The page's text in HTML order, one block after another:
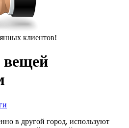
клиентов!
вещей
в другой город, используют